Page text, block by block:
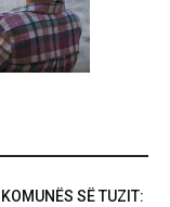
SË TUZIT: